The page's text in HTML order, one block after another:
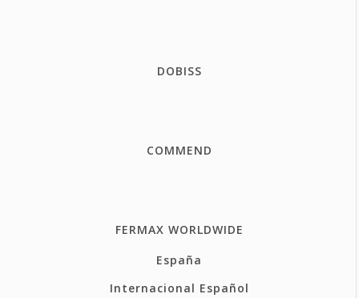
DOBISS
COMMEND
FERMAX WORLDWIDE
España
Internacional Español